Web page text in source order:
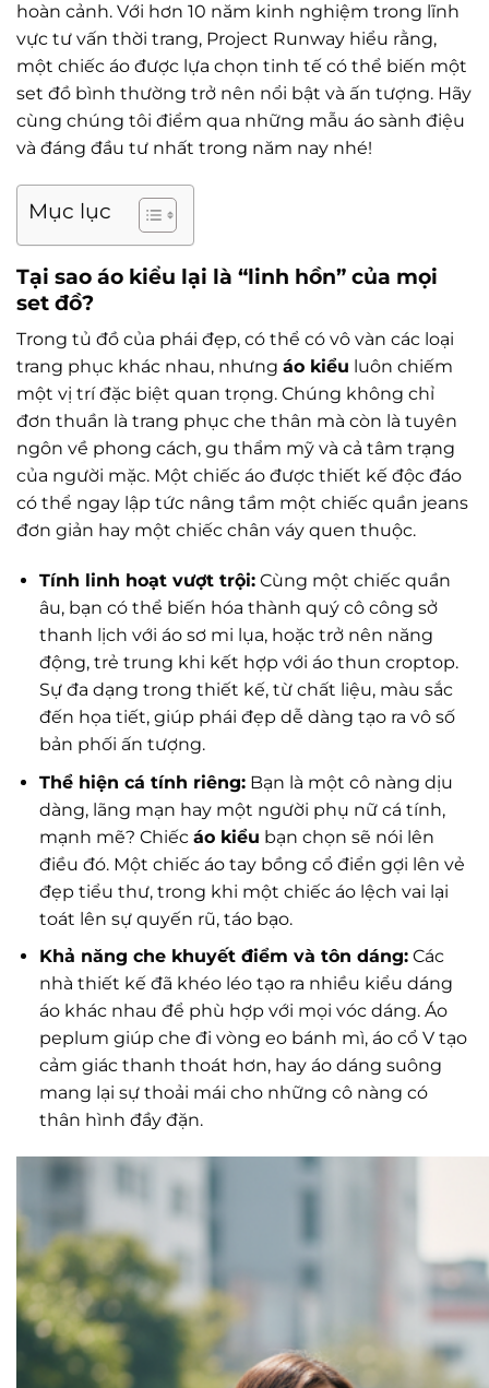
hoàn cảnh. Với hơn 10 năm kinh nghiệm trong lĩnh
vực tư vấn thời trang, Project Runway hiểu rằng,
một chiếc áo được lựa chọn tinh tế có thể biến một
set đồ bình thường trở nên nổi bật và ấn tượng. Hãy
cùng chúng tôi điểm qua những mẫu áo sành điệu
và đáng đầu tư nhất trong năm nay nhé!
Mục lục
Tại sao áo kiểu lại là “linh hồn” của mọi
set đồ?
Trong tủ đồ của phái đẹp, có thể có vô vàn các loại
trang phục khác nhau, nhưng áo kiểu luôn chiếm
một vị trí đặc biệt quan trọng. Chúng không chỉ
đơn thuần là trang phục che thân mà còn là tuyên
ngôn về phong cách, gu thẩm mỹ và cả tâm trạng
của người mặc. Một chiếc áo được thiết kế độc đáo
có thể ngay lập tức nâng tầm một chiếc quần jeans
đơn giản hay một chiếc chân váy quen thuộc.
Tính linh hoạt vượt trội:Cùng một chiếc quần
âu, bạn có thể biến hóa thành quý cô công sở
thanh lịch với áo sơ mi lụa, hoặc trở nên năng
động, trẻ trung khi kết hợp với áo thun croptop.
Sự đa dạng trong thiết kế, từ chất liệu, màu sắc
đến họa tiết, giúp phái đẹp dễ dàng tạo ra vô số
bản phối ấn tượng.
Thể hiện cá tính riêng:Bạn là một cô nàng dịu
dàng, lãng mạn hay một người phụ nữ cá tính,
mạnh mẽ? Chiếc áo kiểu bạn chọn sẽ nói lên
điều đó. Một chiếc áo tay bồng cổ điển gợi lên vẻ
đẹp tiểu thư, trong khi một chiếc áo lệch vai lại
toát lên sự quyến rũ, táo bạo.
Khả năng che khuyết điểm và tôn dáng:Các
nhà thiết kế đã khéo léo tạo ra nhiều kiểu dáng
áo khác nhau để phù hợp với mọi vóc dáng. Áo
peplum giúp che đi vòng eo bánh mì, áo cổ V tạo
cảm giác thanh thoát hơn, hay áo dáng suông
mang lại sự thoải mái cho những cô nàng có
thân hình đầy đặn.